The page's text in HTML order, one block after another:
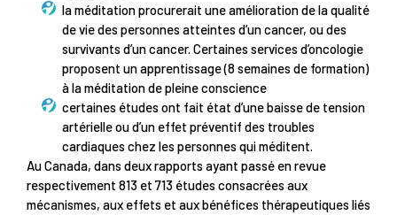
la méditation procurerait une amélioration de la qualité
de vie des personnes atteintes d’un cancer, ou des
survivants d’un cancer. Certaines services d’oncologie
proposent un apprentissage (8 semaines de formation)
à la méditation de pleine conscience
certaines études ont fait état d’une baisse de tension
artérielle ou d’un effet préventif des troubles
cardiaques chez les personnes qui méditent.
Au Canada, dans deux rapports ayant passé en revue
respectivement 813 et 713 études consacrées aux
mécanismes, aux effets et aux bénéfices thérapeutiques liés